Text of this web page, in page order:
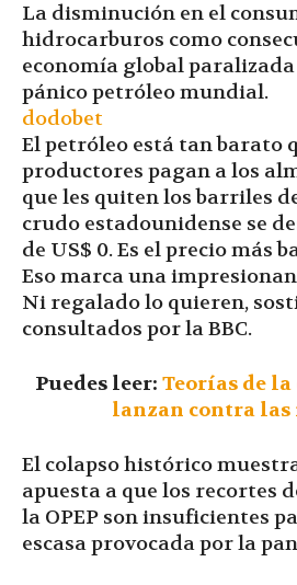
La disminución en el
hidrocarburos como
economía global
pánico petróleo mundial.
dodobet
El petróleo está tan barato
productores pagan a los
que les quiten los barriles
crudo estadounidense se
de US$ 0. Es el precio más
Eso marca una
Ni regalado lo quieren,
consultados por la BBC.
Puedes leer: Teorías de
lanzan contra las
El colapso histórico
apuesta a que los recortes
la OPEP son insuficientes
escasa provocada por la